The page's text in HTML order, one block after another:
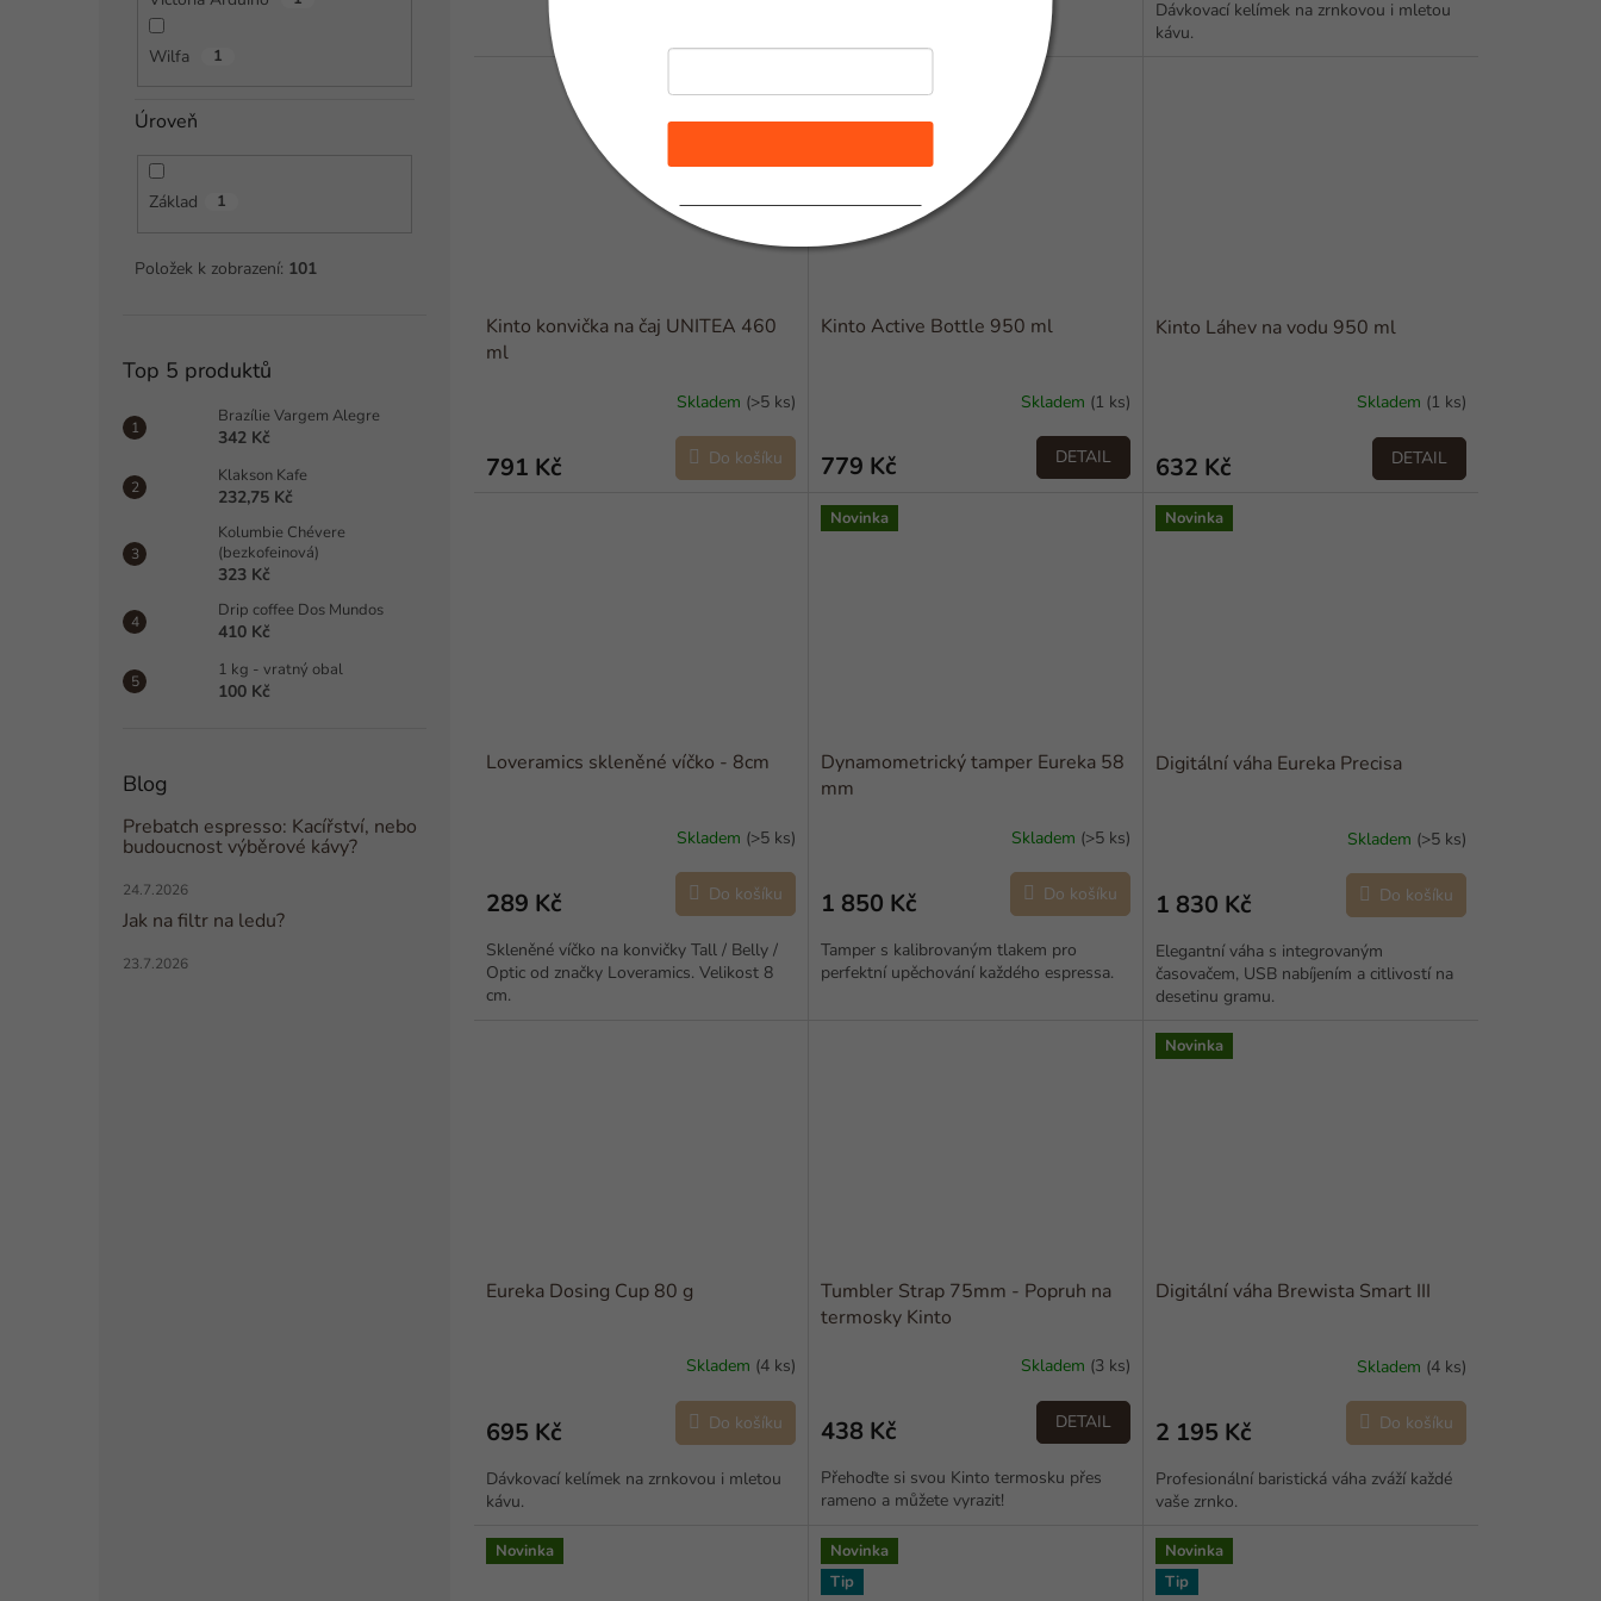
Wilfa 1
Úroveň
Základ 1
Položek k zobrazení: 101
Top 5 produktů
Brazílie Vargem Alegre
342 Kč
Klakson Kafe
232,75 Kč
Kolumbie Chévere
(bezkofeinová)
323 Kč
Drip coffee Dos Mundos
410 Kč
1 kg - vratný obal
100 Kč
Blog
Prebatch espresso: Kacířství, nebo
budoucnost výběrové kávy?
24.7.2026
Jak na filtr na ledu?
23.7.2026
Dávkovací kelímek na zrnkovou i mletou
kávu.
Kinto konvička na čaj UNITEA 460
ml
Skladem (>5 ks)
791 Kč Do košíku
Kinto Active Bottle 950 ml
Skladem (1 ks)
779 Kč DETAIL
Kinto Láhev na vodu 950 ml
Skladem (1 ks)
632 Kč DETAIL
Loveramics skleněné víčko - 8cm
Skladem (>5 ks)
289 Kč Do košíku
Skleněné víčko na konvičky Tall / Belly /
Optic od značky Loveramics. Velikost 8
cm.
Novinka
Dynamometrický tamper Eureka 58
mm
Skladem (>5 ks)
1 850 Kč Do košíku
Tamper s kalibrovaným tlakem pro
perfektní upěchování každého espressa.
Novinka
Digitální váha Eureka Precisa
Skladem (>5 ks)
1 830 Kč Do košíku
Elegantní váha s integrovaným
časovačem, USB nabíjením a citlivostí na
desetinu gramu.
Eureka Dosing Cup 80 g
Skladem (4 ks)
695 Kč Do košíku
Dávkovací kelímek na zrnkovou i mletou
kávu.
Tumbler Strap 75mm - Popruh na
termosky Kinto
Skladem (3 ks)
438 Kč DETAIL
Přehoďte si svou Kinto termosku přes
rameno a můžete vyrazit!
Novinka
Digitální váha Brewista Smart III
Skladem (4 ks)
2 195 Kč Do košíku
Profesionální baristická váha zváží každé
vaše zrnko.
Novinka
Novinka
Tip
Novinka
Tip
Chci novinky a slevy